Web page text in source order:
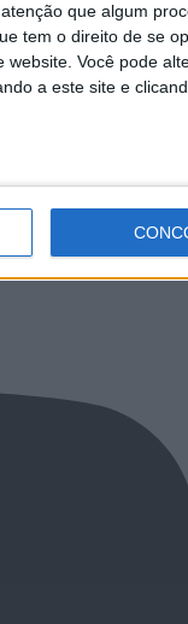
que algum
tem o direito de se
website. Você pode
a este site e
deixaram mural de